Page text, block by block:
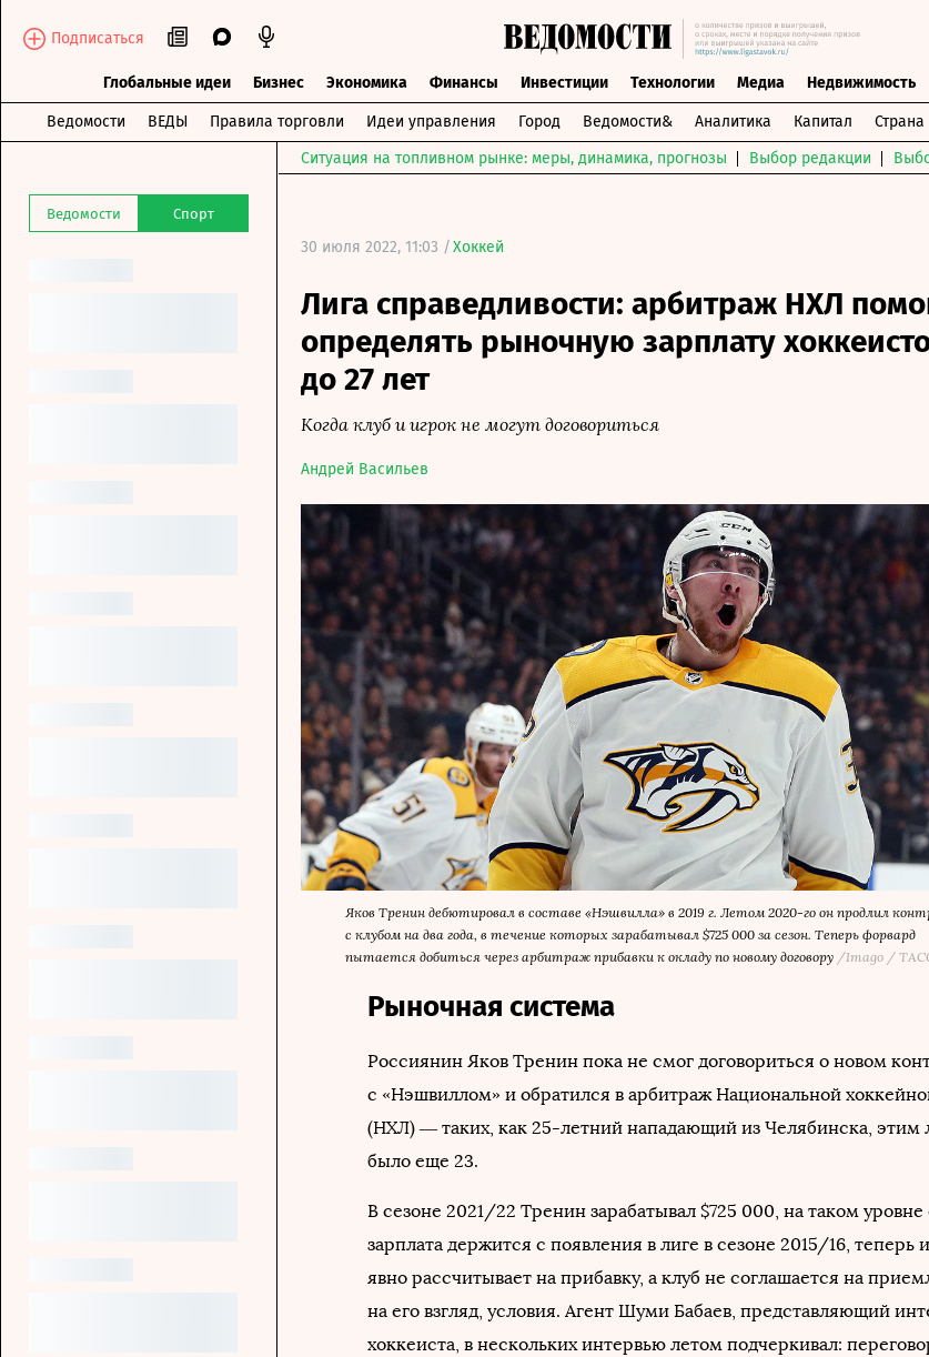
Подписаться
Глобальные идеи Бизнес Экономика Финансы Инвестиции Технологии Медиа Недвижимость
Ведомости ВЕДЫ Правила торговли Идеи управления Город Ведомости& Аналитика Капитал Страна
Ведомости Спорт
Ситуация на топливном рынке: меры, динамика, прогнозы Выбор редакции
30 июля 2022, 11:03 /Хоккей
Лига справедливости: арбитраж НХЛ
определять рыночную зарплату
до 27 лет
Когда клуб и игрок не могут договориться
Андрей Васильев
Яков Тренин дебютировал в составе «Нэшвилла» в 2019 г. Летом 2020-го он продлил
с клубом на два года, в течение которых зарабатывал $725 000 за сезон. Теперь форвард
пытается добиться через арбитраж прибавки к окладу по новому договору /Imago /
Рыночная система
Россиянин Яков Тренин пока не смог договориться о новом
с «Нэшвиллом» и обратился в арбитраж Национальной
(НХЛ) — таких, как 25-летний нападающий из Челябинска, этим
было еще 23.
В сезоне 2021/22 Тренин зарабатывал $725 000, на таком уровне
зарплата держится с появления в лиге в сезоне 2015/16, теперь
явно рассчитывает на прибавку, а клуб не соглашается на
на его взгляд, условия. Агент Шуми Бабаев, представляющий
хоккеиста, в нескольких интервью летом подчеркивал: